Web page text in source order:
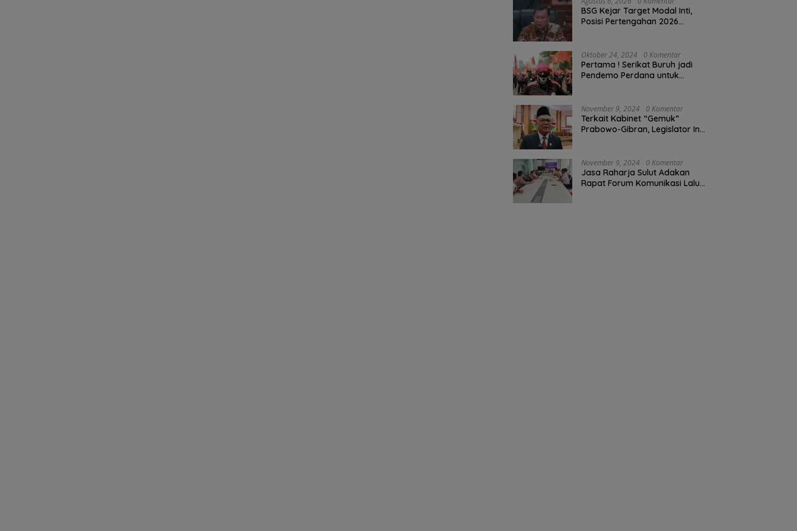
BSG Kejar Target Modal Inti,
Posisi Pertengahan 2026
Oktober 24, 2024 0 Komentar
Pertama ! Serikat Buruh jadi
Pendemo Perdana untuk
November 9, 2024 0 Komentar
Terkait Kabinet “Gemuk”
Prabowo-Gibran, Legislator Ini
November 9, 2024 0 Komentar
Jasa Raharja Sulut Adakan
Rapat Forum Komunikasi Lalu